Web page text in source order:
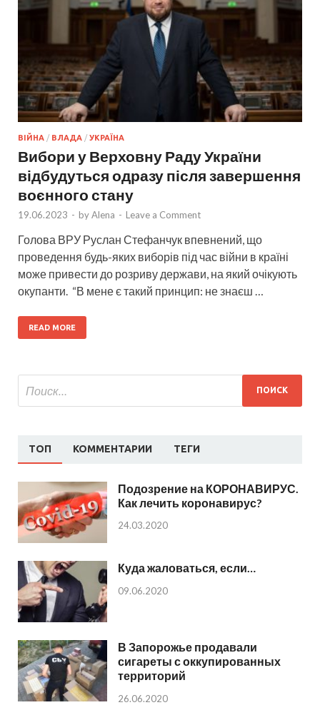
ВІЙНА / ВЛАДА / УКРАЇНА
Вибори у Верховну Раду України
відбудуться одразу після завершення
воєнного стану
19.06.2023 - byAlena - Leave a Comment
Голова ВРУ Руслан Стефанчук впевнений, що
проведення будь-яких виборів під час війни в країні
може привести до розриву держави, на який очікують
окупанти. “В мене є такий принцип: не знаєш …
READ MORE
ТОП КОММЕНТАРИИ ТЕГИ
Подозрение на КОРОНАВИРУС.
Как лечить коронавирус?
24.03.2020
Куда жаловаться, если…
09.06.2020
В Запорожье продавали
сигареты с оккупированных
территорий
26.06.2020